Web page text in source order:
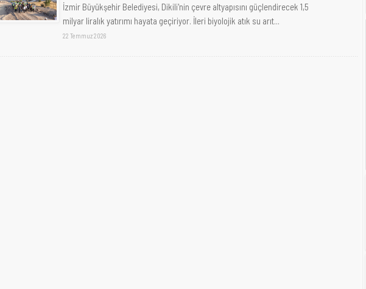
İzmir Büyükşehir Belediyesi, Dikili'nin çevre altyapısını güçlendirecek 1,5
milyar liralık yatırımı hayata geçiriyor. İleri biyolojik atık su arıt...
22 Temmuz 2026